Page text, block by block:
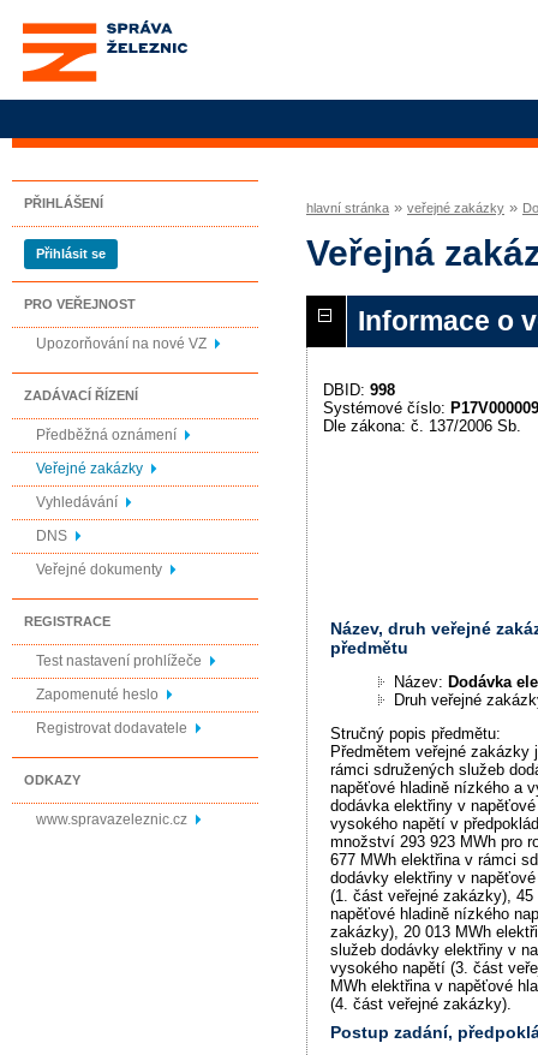
Správa železnic, státní
organizace
PŘIHLÁŠENÍ
Přihlásit se
PRO VEŘEJNOST
Upozorňování na nové VZ
ZADÁVACÍ ŘÍZENÍ
Předběžná oznámení
Veřejné zakázky
Vyhledávání
DNS
Veřejné dokumenty
REGISTRACE
Test nastavení prohlížeče
Zapomenuté heslo
Registrovat dodavatele
ODKAZY
www.spravazeleznic.cz
hlavní stránka » veřejné zakázky »
Veřejná
Informace o
DBID: 998
Systémové číslo:
Dle zákona: č. 137/2006 Sb.
Název, druh veřejné
předmětu
Název: Dodávka
Druh veřejné
Stručný popis předmětu:
Předmětem veřejné zakázky
rámci sdružených služeb
napěťové hladině nízkého a
dodávka elektřiny v
vysokého napětí v
množství 293 923 MWh pro
677 MWh elektřina v rámci
dodávky elektřiny v
(1. část veřejné zakázky),
napěťové hladině nízkého
zakázky), 20 013 MWh
služeb dodávky elektřiny v
vysokého napětí (3. část
MWh elektřina v napěťové
(4. část veřejné zakázky).
Postup zadání,